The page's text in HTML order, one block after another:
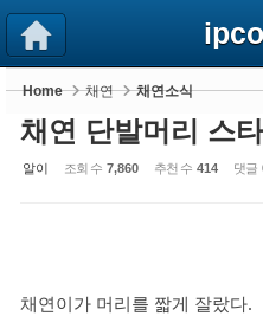
Home 채연 채연소식
채연 단발머리 스
알이 조회 수 7,860 추천 수 414 댓글
채연이가 머리를 짧게 잘랐다.